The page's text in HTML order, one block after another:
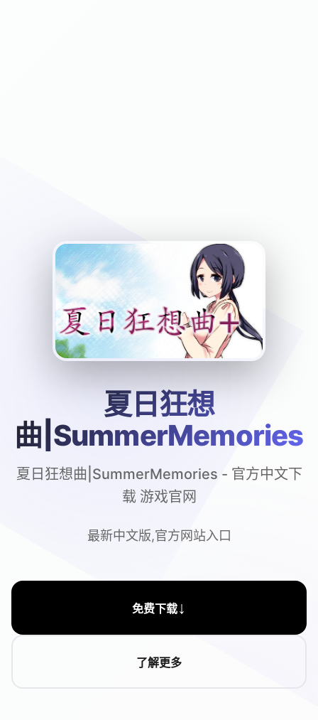
夏日狂想
曲|SummerMemories
夏日狂想曲|SummerMemories - 官方中文下
载 游戏官网
最新中文版,官方网站入口
免费下载↓
了解更多